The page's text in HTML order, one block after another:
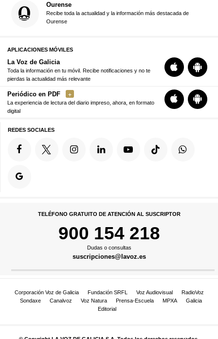
Ourense
Recibe toda la actualidad y la información más destacada de
Ourense
APLICACIONES MÓVILES
La Voz de Galicia
Toda la información en tu móvil. Recibe notificaciones y no te
pierdas la actualidad más relevante
Periódico en PDF
La experiencia de lectura del diario impreso, ahora, en formato
digital
REDES SOCIALES
TELÉFONO GRATUITO DE ATENCIÓN AL SUSCRIPTOR
900 154 218
Dudas o consultas
suscripciones@lavoz.es
Corporación Voz de Galicia Fundación SRFL Voz Audiovisual
RadioVoz
Sondaxe
Canalvoz Voz Natura Prensa-Escuela MPXA
Galicia
Editorial